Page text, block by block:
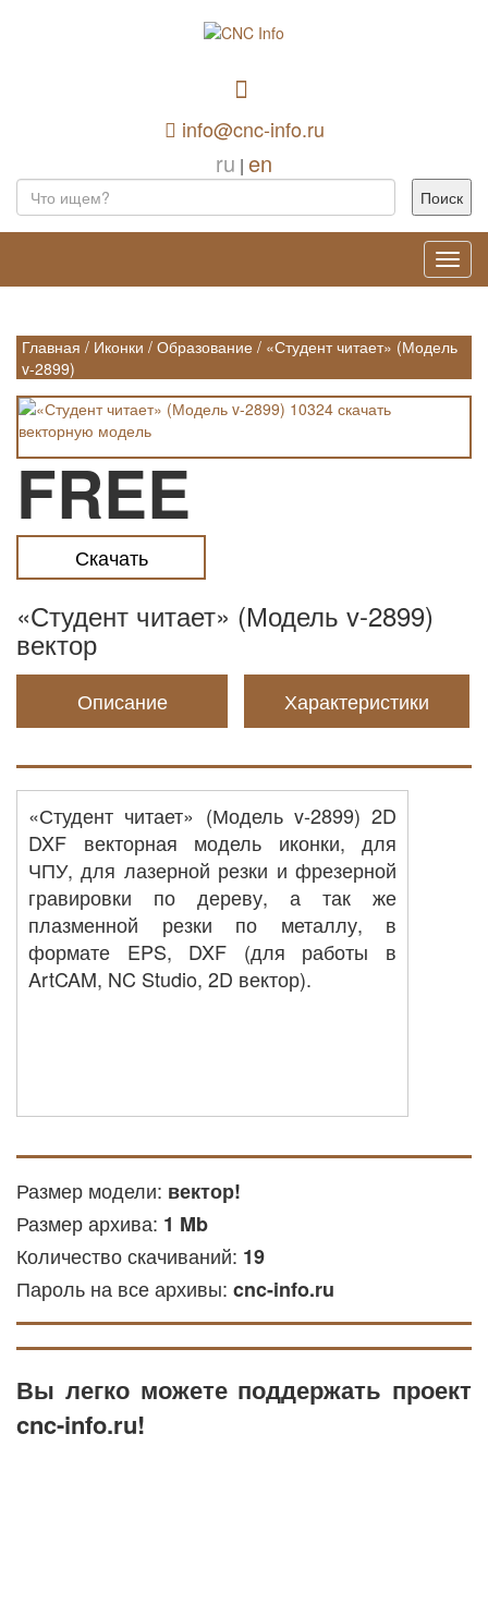
info@cnc-info.ru
ru | en
Главная / Иконки / Образование / «Студент читает» (Модель
v-2899)
FREE
Скачать
«Студент читает» (Модель v-2899)
вектор
Описание Характеристики
«Студент читает» (Модель v-2899) 2D
DXF векторная модель иконки, для
ЧПУ, для лазерной резки и фрезерной
гравировки по дереву, а так же
плазменной резки по металлу, в
формате EPS, DXF (для работы в
ArtCAM, NC Studio, 2D вектор).
Размер модели: вектор!
Размер архива: 1 Mb
Количество скачиваний: 19
Пароль на все архивы: cnc-info.ru
Вы легко можете поддержать проект
cnc-info.ru!